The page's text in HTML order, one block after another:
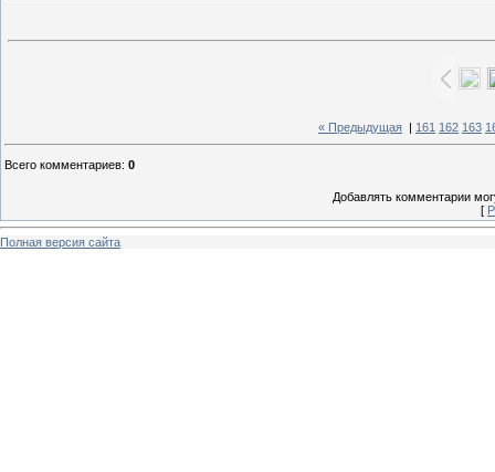
« Предыдущая 161 162 163
Всего комментариев: 0
Добавлять комментарии
[
Полная версия сайта